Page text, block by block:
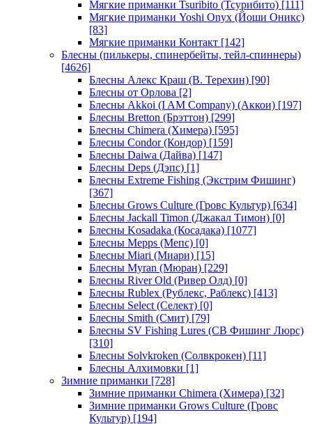
Мягкие приманки Tsuribito (Тсурибито) [111]
Мягкие приманки Yoshi Onyx (Йоши Оникс)
[83]
Мягкие приманки Контакт [142]
Блесны (пилькеры, спинербейты, тейл-спиннеры)
[4626]
Блесны Алекс Краш (В. Терехин) [90]
Блесны от Орлова [2]
Блесны Akkoi (I AM Company) (Аккои) [197]
Блесны Bretton (Брэттон) [299]
Блесны Chimera (Химера) [595]
Блесны Condor (Кондор) [159]
Блесны Daiwa (Дайва) [147]
Блесны Deps (Дэпс) [1]
Блесны Extreme Fishing (Экстрим Фишинг)
[367]
Блесны Grows Culture (Гровс Культур) [634]
Блесны Jackall Timon (Джакал Тимон) [0]
Блесны Kosadaka (Косадака) [1077]
Блесны Mepps (Мепс) [0]
Блесны Miari (Миари) [15]
Блесны Myran (Мюран) [229]
Блесны River Old (Ривер Олд) [0]
Блесны Rublex (Рублекс, Раблекс) [413]
Блесны Select (Селект) [0]
Блесны Smith (Смит) [79]
Блесны SV Fishing Lures (СВ Фишинг Люрс)
[310]
Блесны Solvkroken (Солвкрокен) [11]
Блесны Алхимовки [1]
Зимние приманки [728]
Зимние приманки Chimera (Химера) [32]
Зимние приманки Grows Culture (Гровс
Культур) [194]